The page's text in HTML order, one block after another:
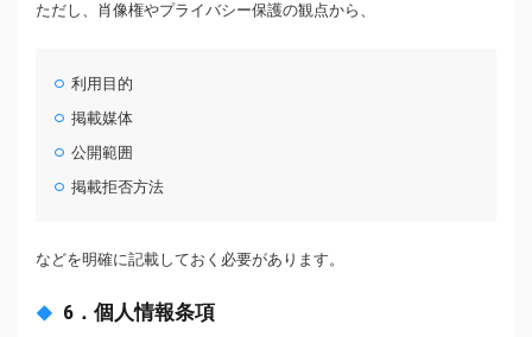
ただし、肖像権やプライバシー保護の観点から、
利用目的
掲載媒体
公開範囲
掲載拒否方法
などを明確に記載しておく必要があります。
6．個人情報条項